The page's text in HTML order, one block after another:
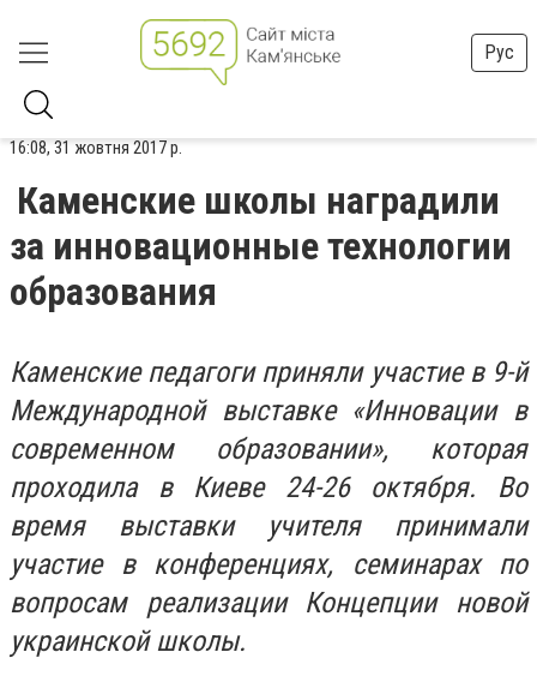
Рус
16:08, 31 жовтня 2017 р.
Каменские школы наградили
за инновационные технологии
образования
Каменские педагоги приняли участие в 9-й
Международной выставке «Инновации в
современном образовании», которая
проходила в Киеве 24-26 октября. Во
время выставки учителя принимали
участие в конференциях, семинарах по
вопросам реализации Концепции новой
украинской школы.